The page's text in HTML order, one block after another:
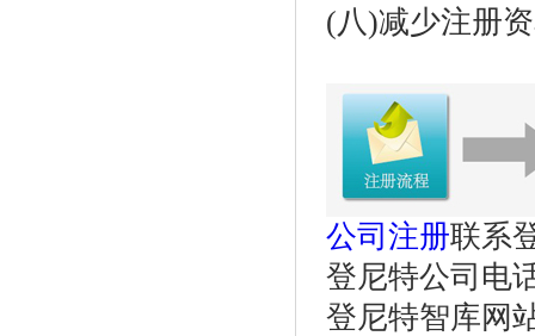
(八)减少注册
公司注册联系
登尼特公司电
登尼特智库网